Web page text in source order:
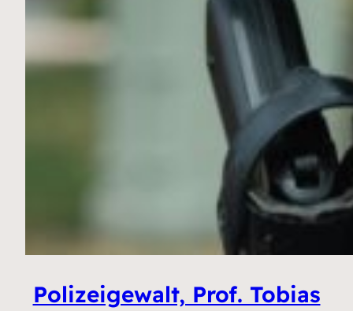
Polizeigewalt, Prof. Tobias